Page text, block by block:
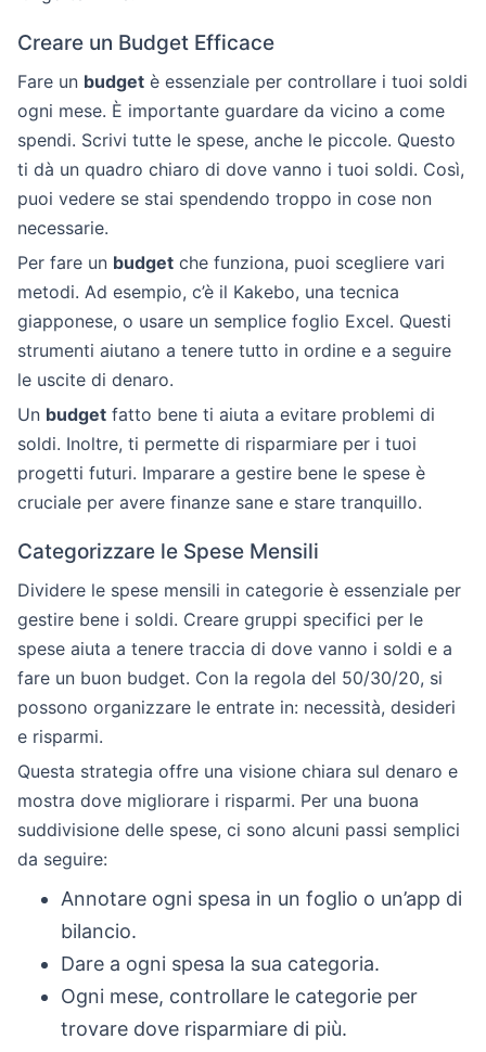
Creare un Budget Efficace
Fare un budget è essenziale per controllare i tuoi soldi
ogni mese. È importante guardare da vicino a come
spendi. Scrivi tutte le spese, anche le piccole. Questo
ti dà un quadro chiaro di dove vanno i tuoi soldi. Così,
puoi vedere se stai spendendo troppo in cose non
necessarie.
Per fare un budget che funziona, puoi scegliere vari
metodi. Ad esempio, c’è il Kakebo, una tecnica
giapponese, o usare un semplice foglio Excel. Questi
strumenti aiutano a tenere tutto in ordine e a seguire
le uscite di denaro.
Un budget fatto bene ti aiuta a evitare problemi di
soldi. Inoltre, ti permette di risparmiare per i tuoi
progetti futuri. Imparare a gestire bene le spese è
cruciale per avere finanze sane e stare tranquillo.
Categorizzare le Spese Mensili
Dividere le spese mensili in categorie è essenziale per
gestire bene i soldi. Creare gruppi specifici per le
spese aiuta a tenere traccia di dove vanno i soldi e a
fare un buon budget. Con la regola del 50/30/20, si
possono organizzare le entrate in: necessità, desideri
e risparmi.
Questa strategia offre una visione chiara sul denaro e
mostra dove migliorare i risparmi. Per una buona
suddivisione delle spese, ci sono alcuni passi semplici
da seguire:
Annotare ogni spesa in un foglio o un’app di
bilancio.
Dare a ogni spesa la sua categoria.
Ogni mese, controllare le categorie per
trovare dove risparmiare di più.